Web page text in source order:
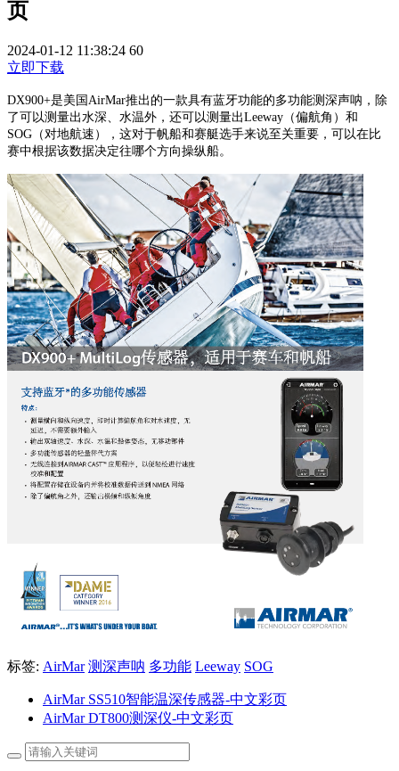
页
2024-01-12 11:38:24 60
立即下载
DX900+是美国AirMar推出的一款具有蓝牙功能的多功能测深声呐，除
了可以测量出水深、水温外，还可以测量出Leeway（偏航角）和
SOG（对地航速），这对于帆船和赛艇选手来说至关重要，可以在比
赛中根据该数据决定往哪个方向操纵船。
标签: AirMar 测深声呐 多功能 Leeway SOG
AirMar SS510智能温深传感器-中文彩页
AirMar DT800测深仪-中文彩页